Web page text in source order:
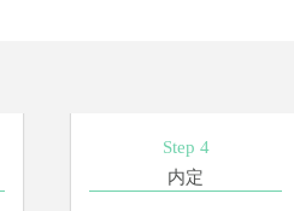
Step 4
内定